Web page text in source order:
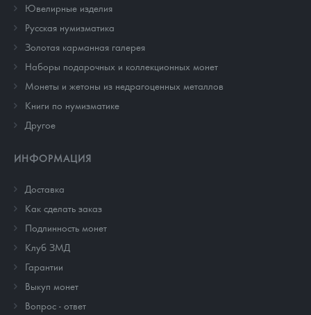
Ювелирные изделия
Русская нумизматика
Золотая карманная галерея
Наборы подарочных и коллекционных монет
Монеты и жетоны из недрагоценных металлов
Книги по нумизматике
Другое
ИНФОРМАЦИЯ
Доставка
Как сделать заказ
Подлинность монет
Клуб ЗМД
Гарантии
Выкуп монет
Вопрос - ответ